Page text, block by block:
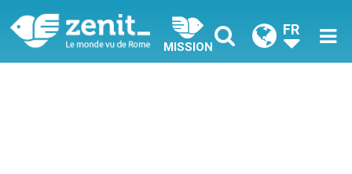
MISSION
FR